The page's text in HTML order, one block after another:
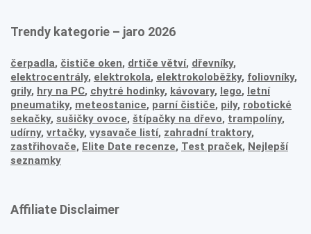
Trendy kategorie – jaro 2026
čerpadla, čističe oken, drtiče větví, dřevníky,
elektrocentrály, elektrokola, elektrokoloběžky, foliovníky,
grily, hry na PC, chytré hodinky, kávovary, lego, letní
pneumatiky, meteostanice, parní čističe, pily, robotické
sekačky, sušičky ovoce, štípačky na dřevo, trampolíny,
udírny, vrtačky, vysavače listí, zahradní traktory,
zastřihovače, Elite Date recenze, Test praček, Nejlepší
seznamky
Affiliate Disclaimer